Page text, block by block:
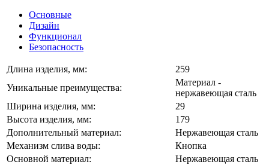
Основные
Дизайн
Функционал
Безопасность
Длина изделия, мм:
259
Уникальные преимущества:
Материал -
нержавеющая сталь
Ширина изделия, мм:
29
Высота изделия, мм:
179
Дополнительный материал:
Нержавеющая сталь
Механизм слива воды:
Кнопка
Основной материал:
Нержавеющая сталь